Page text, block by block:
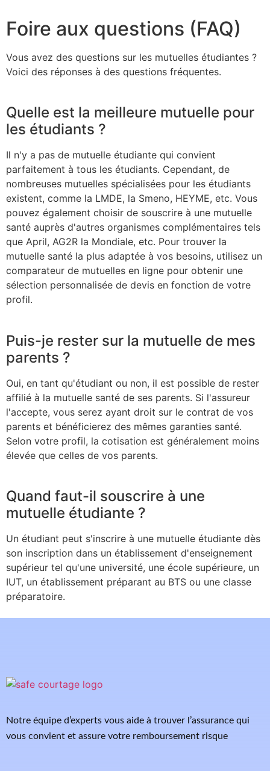
Foire aux questions (FAQ)
Vous avez des questions sur les mutuelles étudiantes ?
Voici des réponses à des questions fréquentes.
Quelle est la meilleure mutuelle pour
les étudiants ?
Il n'y a pas de mutuelle étudiante qui convient
parfaitement à tous les étudiants. Cependant, de
nombreuses mutuelles spécialisées pour les étudiants
existent, comme la LMDE, la Smeno, HEYME, etc. Vous
pouvez également choisir de souscrire à une mutuelle
santé auprès d'autres organismes complémentaires tels
que April, AG2R la Mondiale, etc. Pour trouver la
mutuelle santé la plus adaptée à vos besoins, utilisez un
comparateur de mutuelles en ligne pour obtenir une
sélection personnalisée de devis en fonction de votre
profil.
Puis-je rester sur la mutuelle de mes
parents ?
Oui, en tant qu'étudiant ou non, il est possible de rester
affilié à la mutuelle santé de ses parents. Si l'assureur
l'accepte, vous serez ayant droit sur le contrat de vos
parents et bénéficierez des mêmes garanties santé.
Selon votre profil, la cotisation est généralement moins
élevée que celles de vos parents.
Quand faut-il souscrire à une
mutuelle étudiante ?
Un étudiant peut s'inscrire à une mutuelle étudiante dès
son inscription dans un établissement d'enseignement
supérieur tel qu'une université, une école supérieure, un
IUT, un établissement préparant au BTS ou une classe
préparatoire.
Notre équipe d’experts vous aide à trouver l’assurance qui
vous convient et assure votre remboursement risque